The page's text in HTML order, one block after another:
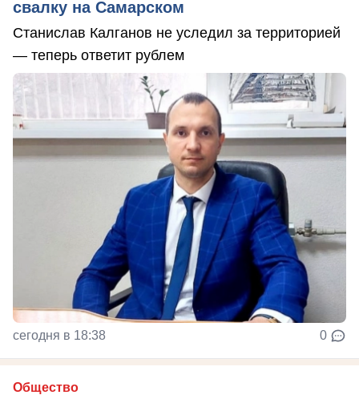
свалку на Самарском
Станислав Калганов не уследил за территорией
— теперь ответит рублем
сегодня в 18:38 0
Общество